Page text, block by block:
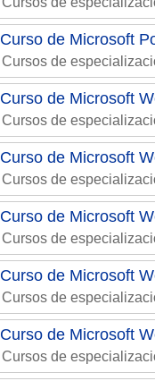
Curso de Microsoft
Cursos de
Curso de Microsoft
Cursos de
Curso de Microsoft
Cursos de
Curso de Microsoft
Cursos de
Curso de Microsoft
Cursos de
Curso de Microsoft
Cursos de